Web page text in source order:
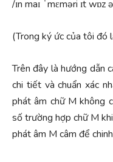
/ɪn maɪ ˈmɛməri ɪt
(Trong ký ức của tôi đó
Trên đây là hướng dẫn
chi tiết và chuẩn xác
phát âm chữ M không
số trường hợp chữ M
phát âm M câm để